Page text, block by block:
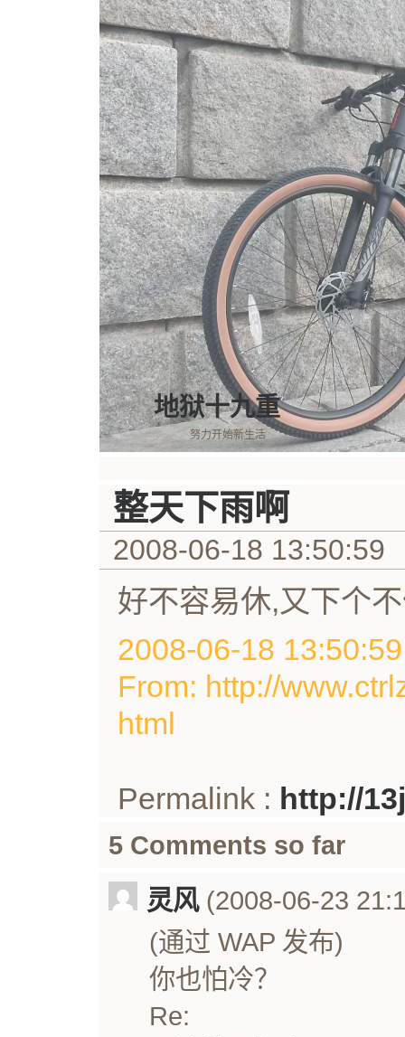
地狱十九重
努力开始新生活
整天下雨啊
2008-06-18 13:50:59
好不容易休,又下个
2008-06-18
From: http://
html
Permalink : http://
5 Comments so far
灵风(2008-06-23
(通过 WAP 发布)
你也怕冷？
Re: